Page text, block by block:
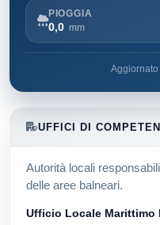
PIOGGIA
0,0 mm
UFFICI DI
Autorità locali
delle aree balneari.
Ufficio Locale Marittimo